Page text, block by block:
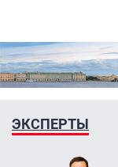
ЭКСПЕРТЫ